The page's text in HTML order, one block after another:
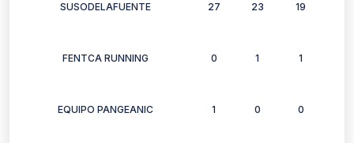
SUSODELAFUENTE 27 23 19
FENTCA RUNNING 0 1 1
EQUIPO PANGEANIC 1 0 0